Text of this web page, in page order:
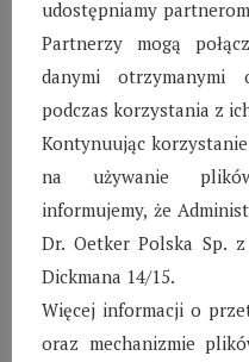
rządzące naszym
dotknąć każdego
wykonywać
zakończyliśmy wizytą
Pomerania w Pyszce
miały możliwość
wzięły udział w
udostępniamy
Partnerzy mogą
danymi otrzymanymi
podczas korzystania z
Kontynuując
na używanie
informujemy, że
Dr. Oetker Polska Sp.
Dickmana 14/15.
Więcej informacji o
oraz mechanizmie